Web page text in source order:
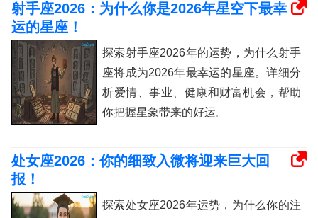
射手座2026：为什么你是2026年星空下最幸
运的星座！
探索射手座2026年的运势，为什么射手
座将成为2026年最幸运的星座。详细分
析爱情、事业、健康和财富机会，帮助
你把握星象带来的好运。
处女座2026：你的细致入微将迎来巨大回
报！
探索处女座2026年运势，为什么你的注